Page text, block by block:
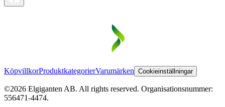
KöpvillkorProduktkategorierVarumärken Cookieinställningar
©2026 Elgiganten AB. All rights reserved. Organisationsnummer:
556471-4474.